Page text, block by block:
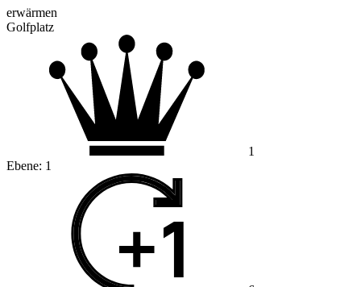
erwärmen
Golfplatz
1
Ebene: 1